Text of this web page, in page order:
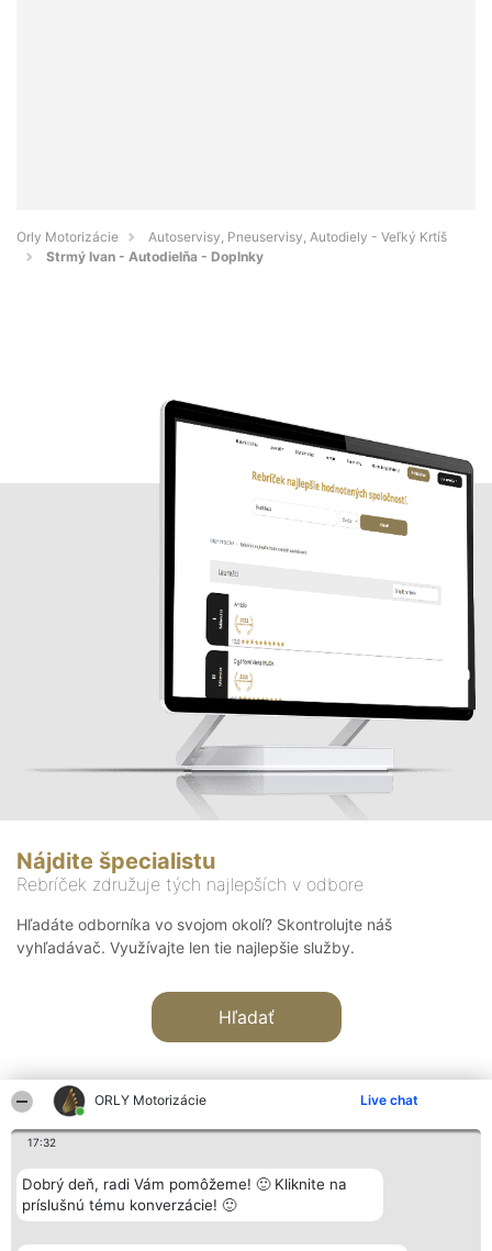
ORLY Motorizácie Live chat
17:32
Dobrý deň, radi Vám pomôžeme! 🙂 Kliknite na
príslušnú tému konverzácie! 🙂
Orly Motorizácie
Autoservisy, Pneuservisy, Autodiely - Veľký Krtíš
Strmý Ivan - Autodielňa - Doplnky
Nájdite špecialistu
Rebríček združuje tých najlepších v odbore
Hľadáte odborníka vo svojom okolí? Skontrolujte náš
vyhľadávač. Využívajte len tie najlepšie služby.
Hľadať
Organizátor hodnotenia
Bright Side Solutions sp. z o.
o. sp. k.
Wrocław 50-079
Hodnotenie
Laureáti
Lista
Laureatów
Kontakt
Kontakt